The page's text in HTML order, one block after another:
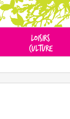
LOISIRS
CULTURE